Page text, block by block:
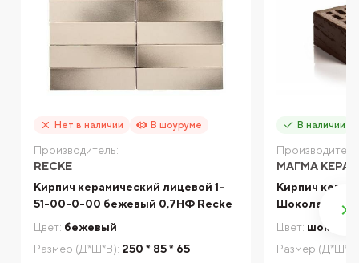
Нет в наличии В шоуруме
Производитель:
RECKE
Кирпич керамический лицевой 1-
51-00-0-00 бежевый 0,7НФ Recke
Цвет: бежевый
Размер (Д*Ш*В): 250 * 85 * 65
В наличии
МАГМА
Кирпич
Шоколад
Цвет: шоколад
Размер